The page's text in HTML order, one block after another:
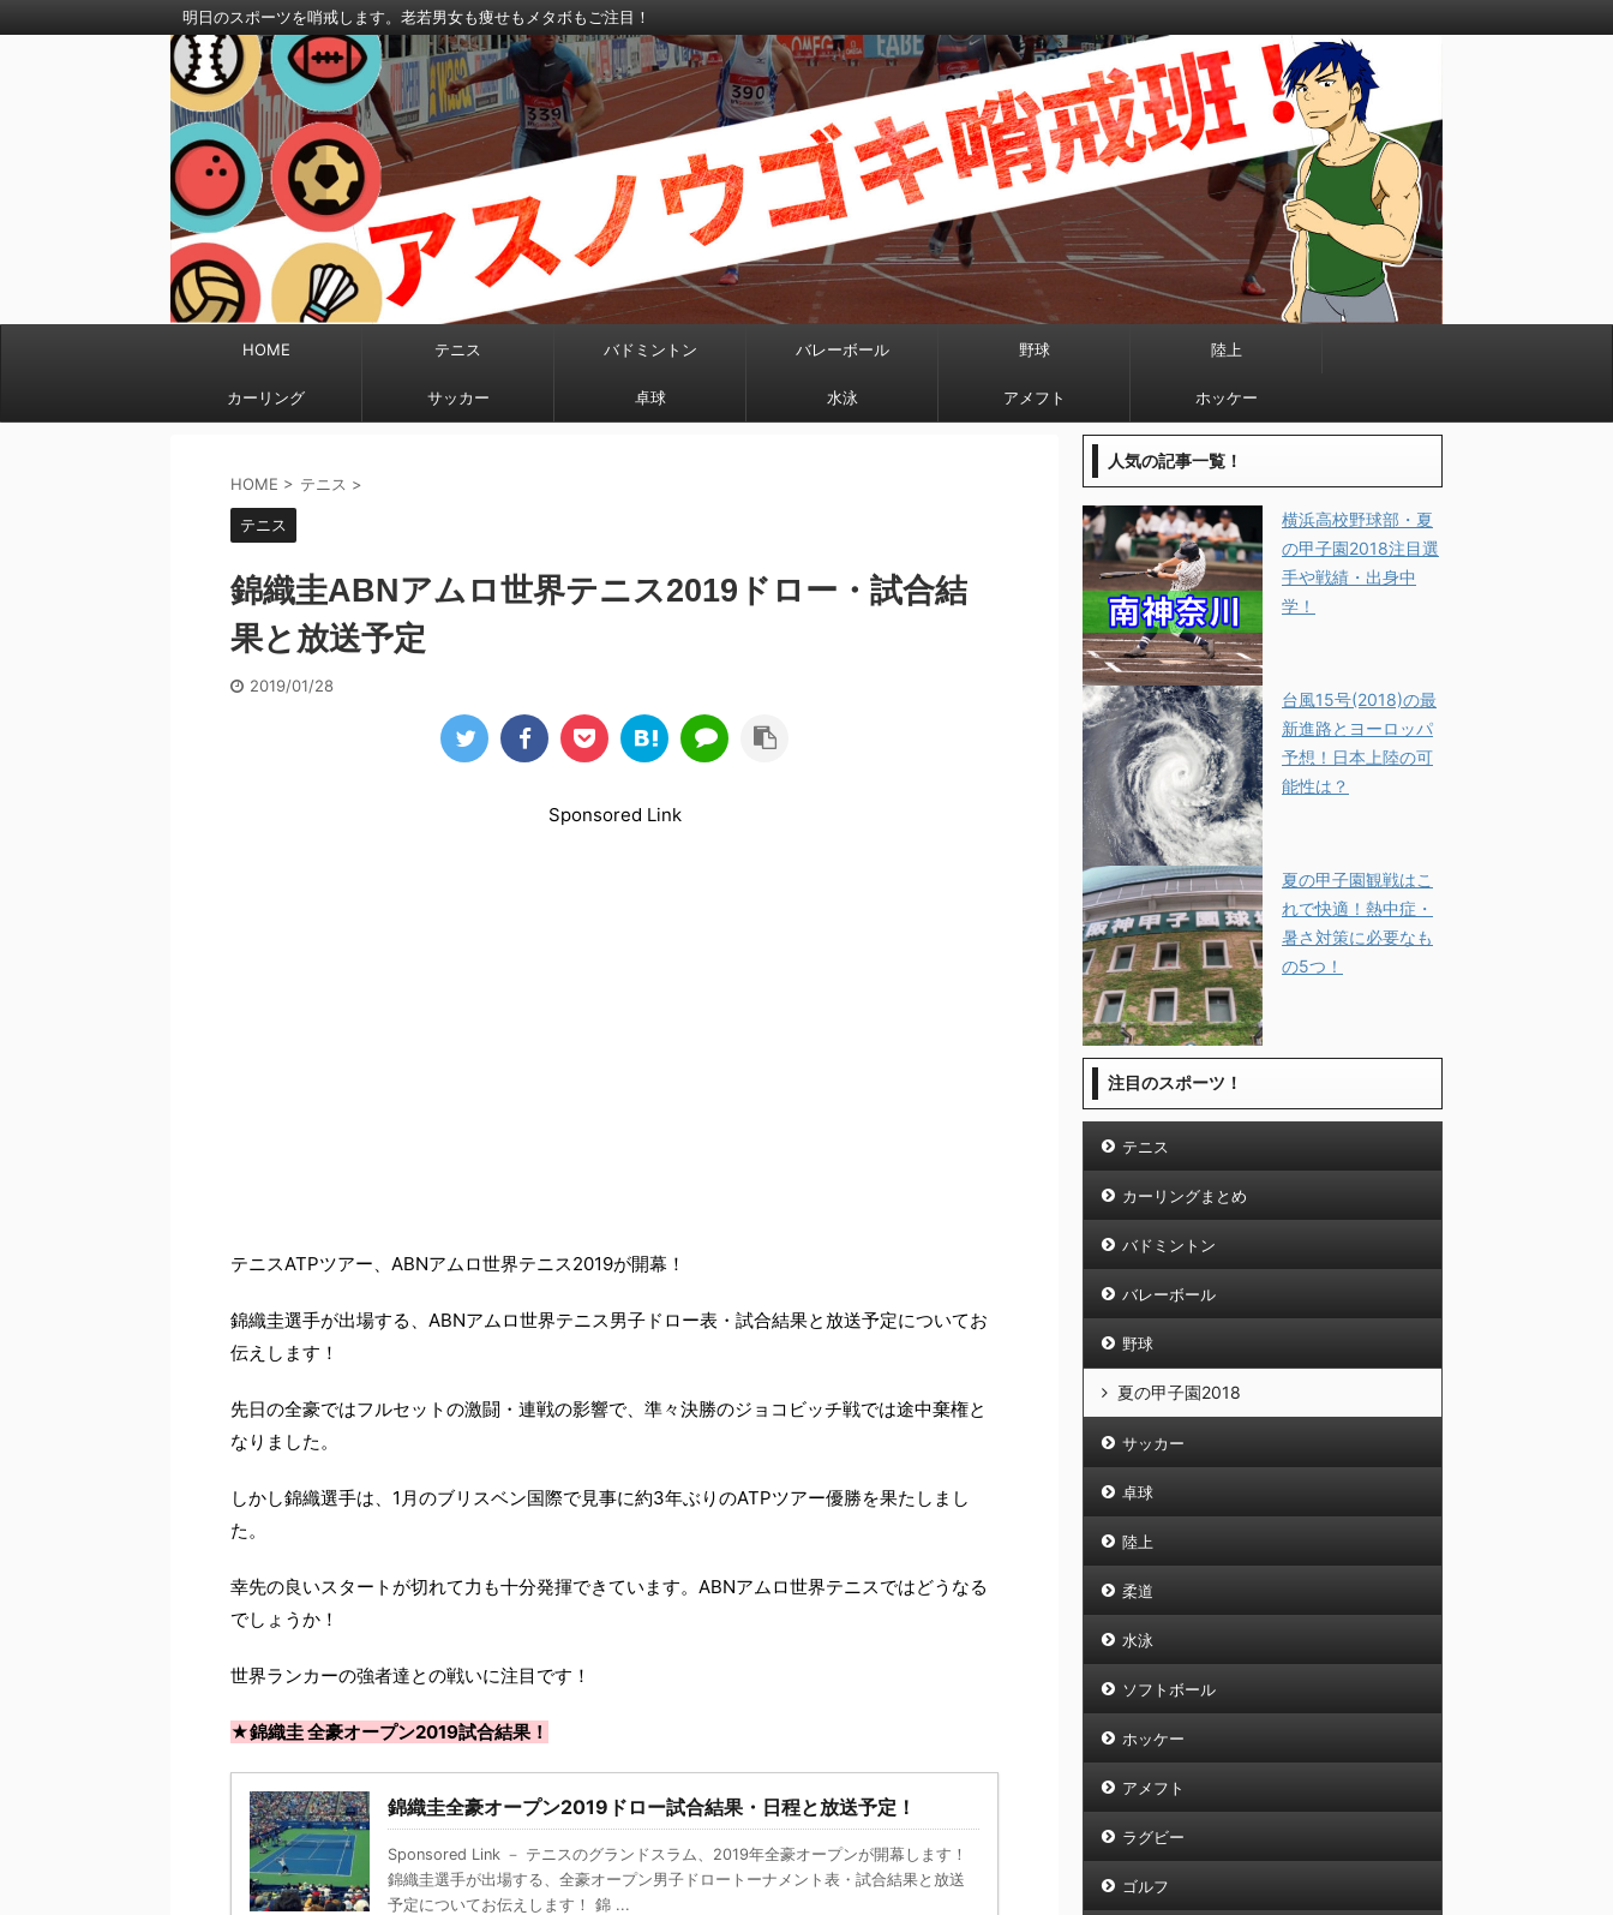
明日のスポーツを哨戒します。老若男女も痩せもメタボもご注目！
HOME テニス バドミントン バレーボール 野球 陸上
カーリング サッカー 卓球 水泳 アメフト ホッケー
HOME > テニス >
テニス
錦織圭ABNアムロ世界テニス2019ドロー・試合結
果と放送予定
2019/01/28
Sponsored Link
テニスATPツアー、ABNアムロ世界テニス2019が開幕！
錦織圭選手が出場する、ABNアムロ世界テニス男子ドロー表・試合結果と放送予定についてお
伝えします！
先日の全豪ではフルセットの激闘・連戦の影響で、準々決勝のジョコビッチ戦では途中棄権と
なりました。
しかし錦織選手は、1月のブリスベン国際で見事に約3年ぶりのATPツアー優勝を果たしまし
た。
幸先の良いスタートが切れて力も十分発揮できています。ABNアムロ世界テニスではどうなる
でしょうか！
世界ランカーの強者達との戦いに注目です！
★錦織圭 全豪オープン2019試合結果！
錦織圭全豪オープン2019ドロー試合結果・日程と放送予定！
Sponsored Link － テニスのグランドスラム、2019年全豪オープンが開幕します！
錦織圭選手が出場する、全豪オープン男子ドロートーナメント表・試合結果と放送
予定についてお伝えします！ 錦 ...
人気の記事一覧！
横浜高校野球部・夏
の甲子園2018注目選
手や戦績・出身中
学！
台風15号(2018)の最
新進路とヨーロッパ
予想！日本上陸の可
能性は？
夏の甲子園観戦はこ
れで快適！熱中症・
暑さ対策に必要なも
の5つ！
注目のスポーツ！
テニス
カーリングまとめ
バドミントン
バレーボール
野球
夏の甲子園2018
サッカー
卓球
陸上
柔道
水泳
ソフトボール
ホッケー
アメフト
ラグビー
ゴルフ